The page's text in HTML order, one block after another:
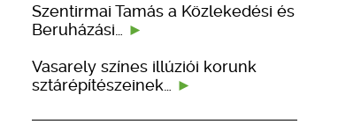
Szentirmai Tamás a Közlekedési és
Beruházási…
Vasarely színes illúziói korunk
sztárépítészeinek…